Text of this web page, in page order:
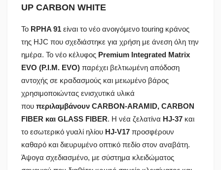
UP CARBON WHITE
Το RPHA 91 είναι το νέο ανοιγόμενο touring κράνος
της HJC που σχεδιάστηκε για χρήση με άνεση όλη την
ημέρα. Το νέο κέλυφος Premium Integrated Matrix
EVO (P.I.M. EVO) παρέχει βελτιωμένη απόδοση
αντοχής σε κραδασμούς και μειωμένο βάρος
χρησιμοποιώντας ενισχυτικά υλικά
που περιλαμβάνουν CARBON-ARAMID, CARBON
FIBER και GLASS FIBER. Η νέα ζελατίνα HJ-37 και
το εσωτερικό γυαλί ηλίου HJ-V17 προσφέρουν
καθαρό και διευρυμένο οπτικό πεδίο στον αναβάτη.
Άψογα σχεδιασμένο, με σύστημα κλειδώματος